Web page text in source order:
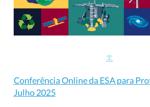
Conferência Online da ESA para
Julho 2025